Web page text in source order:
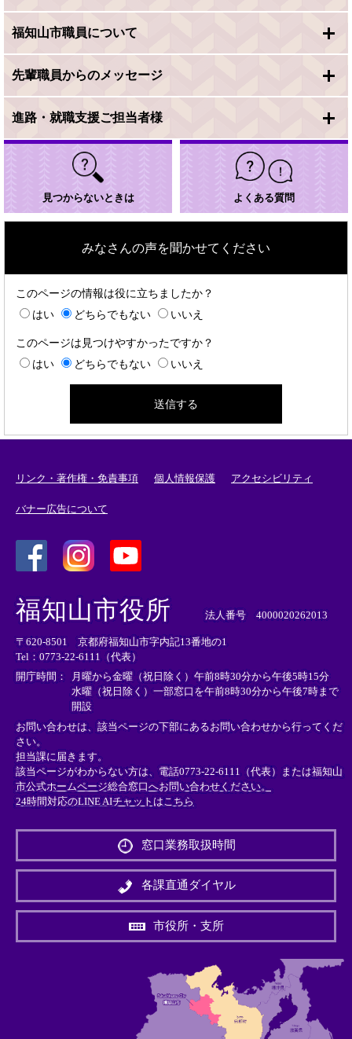
福知山市職員について
先輩職員からのメッセージ
進路・就職支援ご担当者様
見つからないときは よくある質問
みなさんの声を聞かせてください
このページの情報は役に立ちましたか？
はい
どちらでもない いいえ
このページは見つけやすかったですか？
はい
どちらでもない いいえ
リンク・著作権・免責事項 個人情報保護 アクセシビリティ
バナー広告について
外
部
リ
ン
ク
＞
外
リ
ン
ク
＞
外
部
ン
ク
＞
福知山市役所 法人番号 4000020262013
〒620-8501 京都府福知山市字内記13番地の1
Tel：0773-22-6111（代表）
開庁時間：
月曜から金曜（祝日除く）午前8時30分から午後5時15分
水曜（祝日除く）一部窓口を午前8時30分から午後7時まで
開設
お問い合わせは、該当ページの下部にあるお問い合わせから行ってくだ
さい。
担当課に届きます。
該当ページがわからない方は、電話0773-22-6111（代表）または福知山
市公式ホームページ総合窓口へお問い合わせください。
24時間対応のLINE AIチャットはこちら
外
リ
＞
窓口業務取扱時間
各課直通ダイヤル
市役所・支所